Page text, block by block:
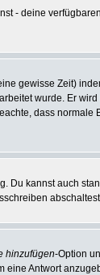
- deine
gewisse Zeit)
wurde. Er
dass normale
Du kannst auch
hinzufügen-Option
eine Antwort